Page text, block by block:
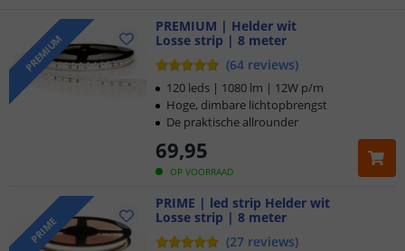
Voor 23:45 uur besteld, morgen in huis
PREMIUM
PREMIUM | Helder wit
Losse strip | 8 meter
(64 reviews)
OP VOORRAAD
69,95
120 leds | 1080 lm | 12W p/m
Hoge, dimbare lichtopbrengst
De praktische allrounder
PRIME
PRIME | led strip Helder wit
Losse strip | 8 meter
(27 reviews)